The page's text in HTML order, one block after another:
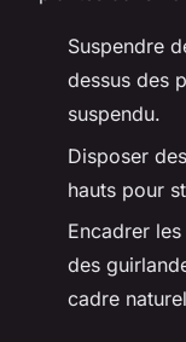
Suspendre
dessus des
suspendu.
Disposer
hauts pour
Encadrer
des
cadre